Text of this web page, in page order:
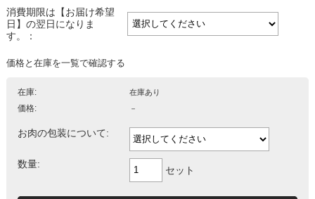
消費期限は【お届け希望
日】の翌日になりま
す。：
価格と在庫を一覧で確認する
在庫: 在庫あり
価格: －
お肉の包装について:
数量:
セット